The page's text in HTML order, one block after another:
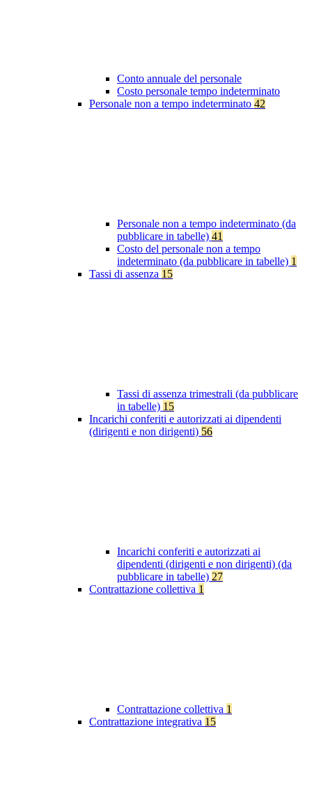
Conto annuale del personale
Costo personale tempo indeterminato
Personale non a tempo indeterminato 42
Personale non a tempo indeterminato (da
pubblicare in tabelle) 41
Costo del personale non a tempo
indeterminato (da pubblicare in tabelle) 1
Tassi di assenza 15
Tassi di assenza trimestrali (da pubblicare
in tabelle) 15
Incarichi conferiti e autorizzati ai dipendenti
(dirigenti e non dirigenti) 56
Incarichi conferiti e autorizzati ai
dipendenti (dirigenti e non dirigenti) (da
pubblicare in tabelle) 27
Contrattazione collettiva 1
Contrattazione collettiva 1
Contrattazione integrativa 15